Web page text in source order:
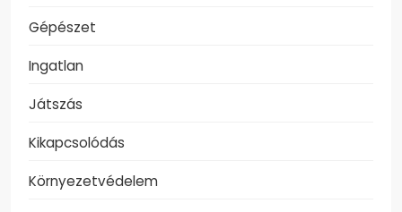
Gépészet
Ingatlan
Játszás
Kikapcsolódás
Környezetvédelem